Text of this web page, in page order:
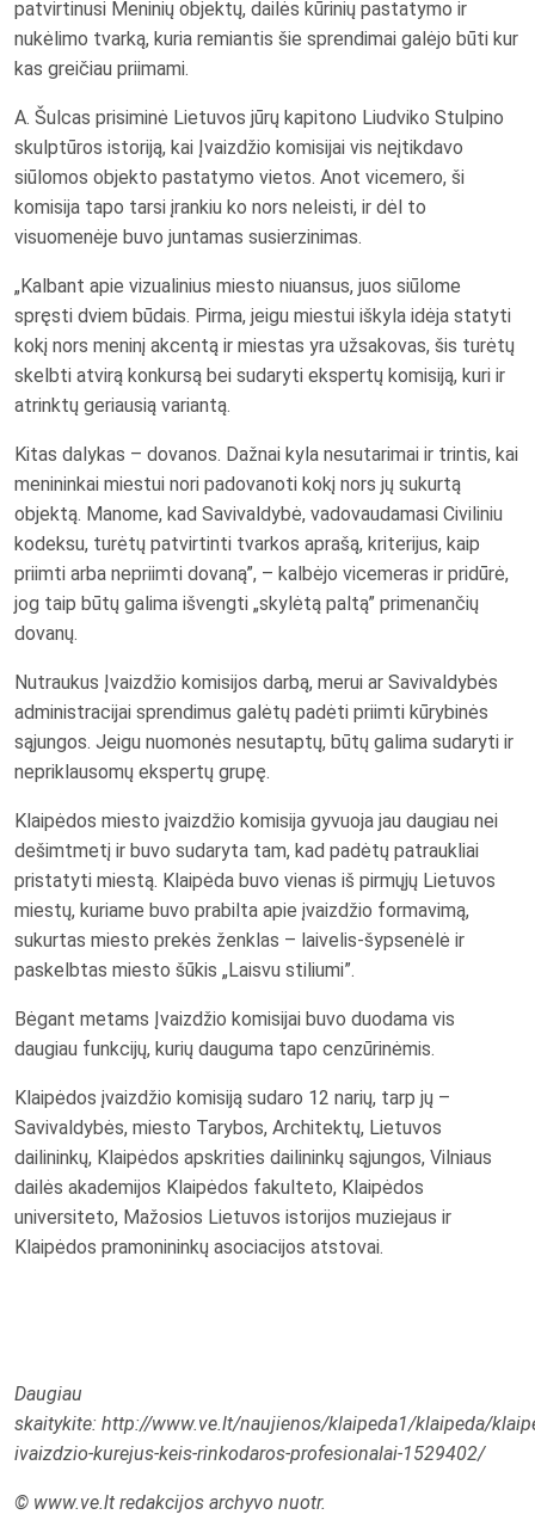
patvirtinusi Meninių objektų, dailės kūrinių pastatymo ir
nukėlimo tvarką, kuria remiantis šie sprendimai galėjo būti kur
kas greičiau priimami.
A. Šulcas prisiminė Lietuvos jūrų kapitono Liudviko Stulpino
skulptūros istoriją, kai Įvaizdžio komisijai vis neįtikdavo
siūlomos objekto pastatymo vietos. Anot vicemero, ši
komisija tapo tarsi įrankiu ko nors neleisti, ir dėl to
visuomenėje buvo juntamas susierzinimas.
„Kalbant apie vizualinius miesto niuansus, juos siūlome
spręsti dviem būdais. Pirma, jeigu miestui iškyla idėja statyti
kokį nors meninį akcentą ir miestas yra užsakovas, šis turėtų
skelbti atvirą konkursą bei sudaryti ekspertų komisiją, kuri ir
atrinktų geriausią variantą.
Kitas dalykas – dovanos. Dažnai kyla nesutarimai ir trintis, kai
menininkai miestui nori padovanoti kokį nors jų sukurtą
objektą. Manome, kad Savivaldybė, vadovaudamasi Civiliniu
kodeksu, turėtų patvirtinti tvarkos aprašą, kriterijus, kaip
priimti arba nepriimti dovaną”, – kalbėjo vicemeras ir pridūrė,
jog taip būtų galima išvengti „skylėtą paltą” primenančių
dovanų.
Nutraukus Įvaizdžio komisijos darbą, merui ar Savivaldybės
administracijai sprendimus galėtų padėti priimti kūrybinės
sąjungos. Jeigu nuomonės nesutaptų, būtų galima sudaryti ir
nepriklausomų ekspertų grupę.
Klaipėdos miesto įvaizdžio komisija gyvuoja jau daugiau nei
dešimtmetį ir buvo sudaryta tam, kad padėtų patraukliai
pristatyti miestą. Klaipėda buvo vienas iš pirmųjų Lietuvos
miestų, kuriame buvo prabilta apie įvaizdžio formavimą,
sukurtas miesto prekės ženklas – laivelis-šypsenėlė ir
paskelbtas miesto šūkis „Laisvu stiliumi”.
Bėgant metams Įvaizdžio komisijai buvo duodama vis
daugiau funkcijų, kurių dauguma tapo cenzūrinėmis.
Klaipėdos įvaizdžio komisiją sudaro 12 narių, tarp jų –
Savivaldybės, miesto Tarybos, Architektų, Lietuvos
dailininkų, Klaipėdos apskrities dailininkų sąjungos, Vilniaus
dailės akademijos Klaipėdos fakulteto, Klaipėdos
universiteto, Mažosios Lietuvos istorijos muziejaus ir
Klaipėdos pramonininkų asociacijos atstovai.
Daugiau
skaitykite: http://www.ve.lt/naujienos/klaipeda1/klaipeda/
ivaizdzio-kurejus-keis-rinkodaros-profesionalai-1529402/
© www.ve.lt redakcijos archyvo nuotr.